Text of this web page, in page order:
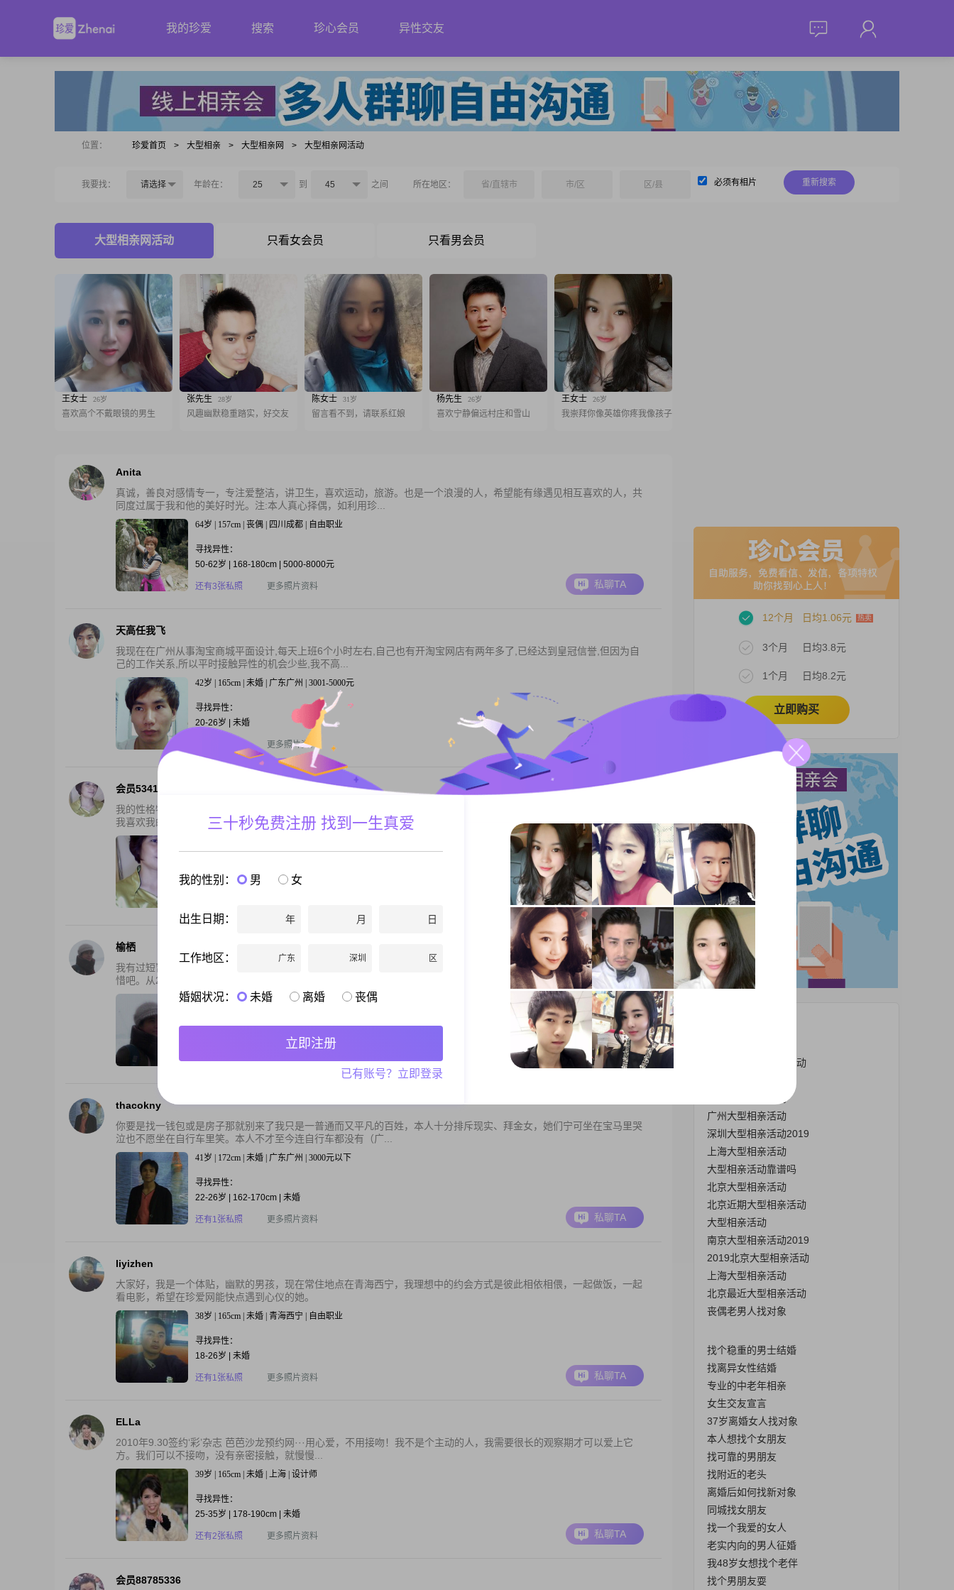
我的珍爱 搜索 珍心会员 异性交友
位置： 珍爱首页 > 大型相亲 > 大型相亲网 > 大型相亲网活动
我要找： 请选择 年龄在： 25 到 45 之间 所在地区： 省/直辖市 市/区 区/县 必须有相片 重新搜索
大型相亲网活动 只看女会员 只看男会员
王女士 26岁
喜欢高个不戴眼镜的男生
张先生 28岁
风趣幽默稳重踏实，好交友
陈女士 31岁
留言看不到，请联系红娘
杨先生 26岁
喜欢宁静偏远村庄和雪山
王女士 26岁
我崇拜你像英雄你疼我像孩子
Anita
真诚，善良对感情专一，专注爱整洁，讲卫生，喜欢运动，旅游。也是一个浪漫的人，希望能有缘遇见相互喜欢的人，共
同度过属于我和他的美好时光。注:本人真心择偶，如利用珍...
64岁 | 157cm | 丧偶 | 四川成都 | 自由职业
寻找异性：
50-62岁 | 168-180cm | 5000-8000元
还有3张私照 更多照片资料 私聊TA
天高任我飞
我现在在广州从事淘宝商城平面设计,每天上班6个小时左右,自己也有开淘宝网店有两年多了,已经达到皇冠信誉,但因为自
己的工作关系,所以平时接触异性的机会少些,我不高...
42岁 | 165cm | 未婚 | 广东广州 | 3001-5000元
寻找异性：
20-26岁 | 未婚
更多照片资料
会员53417534
我的性格特点是生性活泼开朗，生活的磨砺略显忧郁。业余时间我喜欢喜欢上网，锻炼。我憧憬的生活是有个温馨的家。
我喜欢我的爱人通情达理，对感情专一。想要有个家。
42-52岁 | 165cm以上 | 离异
私聊TA
榆栖
我有过短暂的婚姻生活，本来以为可以那样简简单单的幸福到白头，可是生活似乎开了个玩笑。因为有过，日后会更加珍
惜吧。从2009年离婚到现在，似乎过了很久，又似乎才没...
46岁 | 160cm | 离异 | 广东广州 | 金融/银行/保险
寻找异性：
38-50岁 | 168-182cm | 12000-50000元
还有2张私照 更多照片资料 私聊TA
thacokny
你要是找一钱包或是房子那就别来了我只是一普通而又平凡的百姓，本人十分排斥现实、拜金女，她们宁可坐在宝马里哭
泣也不愿坐在自行车里笑。本人不才至今连自行车都没有（广...
41岁 | 172cm | 未婚 | 广东广州 | 3000元以下
寻找异性：
22-26岁 | 162-170cm | 未婚
还有1张私照 更多照片资料 私聊TA
liyizhen
大家好，我是一个体贴，幽默的男孩，现在常住地点在青海西宁，我理想中的约会方式是彼此相依相偎，一起做饭，一起
看电影，希望在珍爱网能快点遇到心仪的她。
38岁 | 165cm | 未婚 | 青海西宁 | 自由职业
寻找异性：
18-26岁 | 未婚
还有1张私照 更多照片资料 私聊TA
ELLa
2010年9.30签约‘彩’杂志 芭芭沙龙预约网···用心爱，不用接吻！我不是个主动的人，我需要很长的观察期才可以爱上它
方。我们可以不接吻，没有亲密接触，就慢慢...
39岁 | 165cm | 未婚 | 上海 | 设计师
寻找异性：
25-35岁 | 178-190cm | 未婚
还有2张私照 更多照片资料 私聊TA
会员88785336
12个月 日均1.06元
3个月 日均3.8元
1个月 日均8.2元
立即购买
梧州大型相亲交友活动
广州大型相亲活动
深圳大型相亲活动2019
上海大型相亲活动
大型相亲活动靠谱吗
北京大型相亲活动
北京近期大型相亲活动
大型相亲活动
南京大型相亲活动2019
2019北京大型相亲活动
上海大型相亲活动
北京最近大型相亲活动
丧偶老男人找对象
找个稳重的男士结婚
找离异女性结婚
专业的中老年相亲
女生交友宣言
37岁离婚女人找对象
本人想找个女朋友
找可靠的男朋友
找附近的老头
离婚后如何找新对象
同城找女朋友
找一个我爱的女人
老实内向的男人征婚
我48岁女想找个老伴
找个男朋友耍
三十秒免费注册 找到一生真爱
我的性别： 男 女
出生日期： 年 月 日
工作地区： 广东 深圳 区
婚姻状况： 未婚 离婚 丧偶
立即注册
已有账号？立即登录